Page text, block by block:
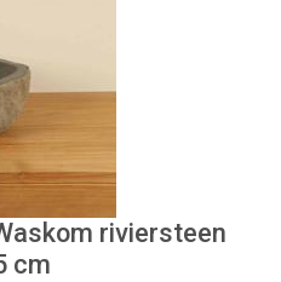
riviersteen
cm